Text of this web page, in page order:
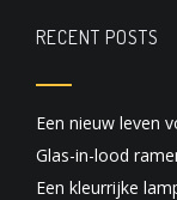
RECENT POSTS
Een nieuw leven
Glas-in-lood
Een kleurrijke